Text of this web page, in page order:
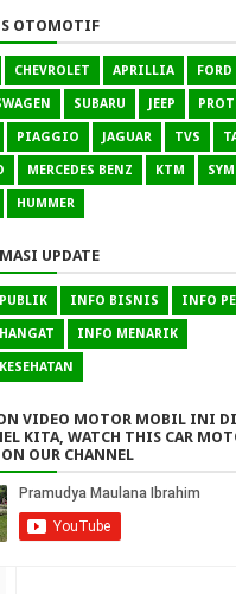
OTOMOTIF
CHEVROLET APRILLIA FORD
SUBARU JEEP
PIAGGIO JAGUAR TVS
MERCEDES BENZ KTM
HUMMER
UPDATE
INFO BISNIS INFO
INFO MENARIK
VIDEO MOTOR MOBIL INI DI
KITA, WATCH THIS CAR
OUR CHANNEL